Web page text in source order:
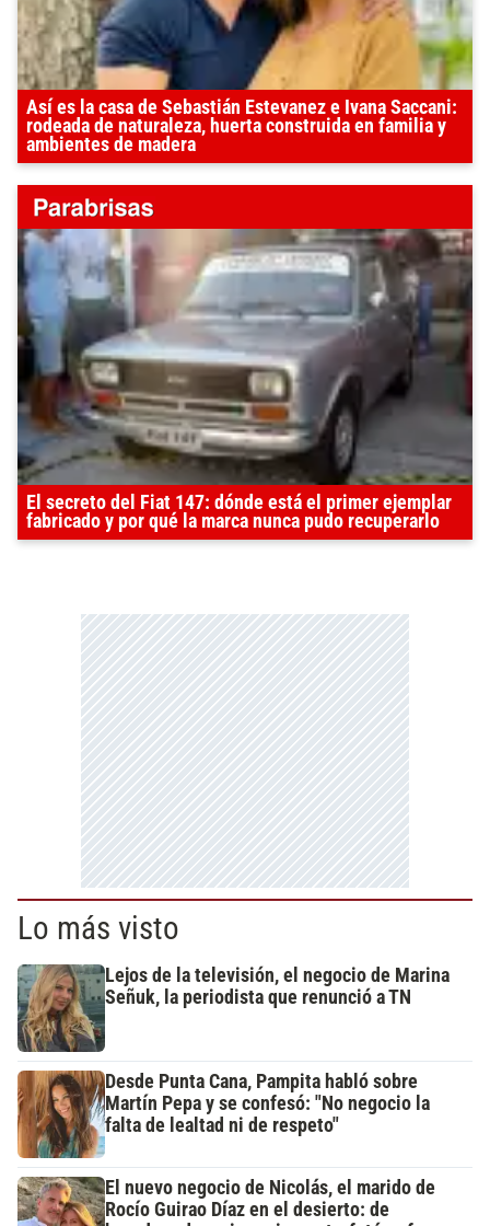
Así es la casa de Sebastián Estevanez e Ivana Saccani:
rodeada de naturaleza, huerta construida en familia y
ambientes de madera
El secreto del Fiat 147: dónde está el primer ejemplar
fabricado y por qué la marca nunca pudo recuperarlo
Lo más visto
Lejos de la televisión, el negocio de Marina
Señuk, la periodista que renunció a TN
Desde Punta Cana, Pampita habló sobre
Martín Pepa y se confesó: "No negocio la
falta de lealtad ni de respeto"
El nuevo negocio de Nicolás, el marido de
Rocío Guirao Díaz en el desierto: de